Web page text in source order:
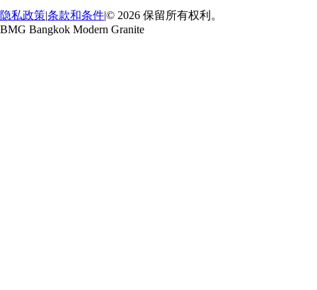
隐私政策|条款和条件|© 2026 保留所有权利。
BMG Bangkok Modern Granite